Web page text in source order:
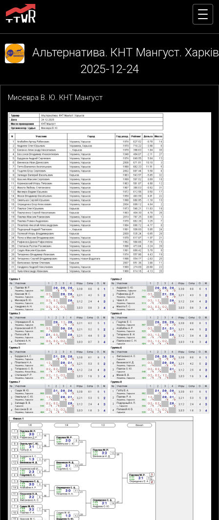
Альтернатива. КНТ Мангуст. Харків
2025-12-24
Мисевра В. Ю. КНТ Мангуст